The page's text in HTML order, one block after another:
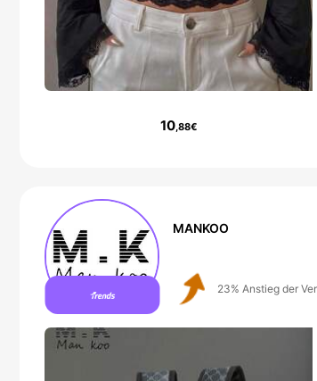
10,88€
MANKOO
2.7K Follower